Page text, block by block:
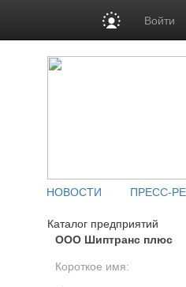
Войти
НОВОСТИ ПРЕСС-
Каталог предприятий
ООО Шиптранс плюс
Короткое имя: